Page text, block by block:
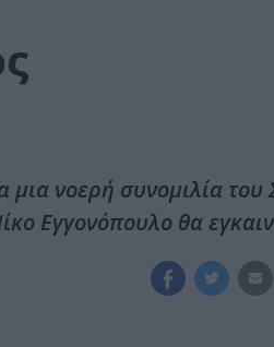
νοερή συνομιλία
Εγγονόπουλο θα